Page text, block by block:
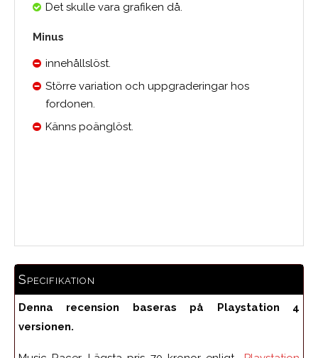
Det skulle vara grafiken då.
Minus
innehållslöst.
Större variation och uppgraderingar hos
fordonen.
Känns poänglöst.
Specifikation
Denna recension baseras på Playstation 4
versionen.